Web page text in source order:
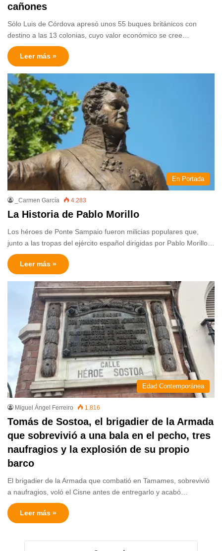
cañones
Sólo Luis de Córdova apresó unos 55 buques británicos con
destino a las 13 colonias, cuyo valor económico se cree…
Leer más »
En Portada
_Carmen García 4.283
La Historia de Pablo Morillo
Los héroes de Ponte Sampaio fueron milicias populares que,
junto a las tropas del ejército español dirigidas por Pablo Morillo…
Leer más »
Edad Contemporánea
Miguel Ángel Ferreiro 1.816
Tomás de Sostoa, el brigadier de la Armada
que sobrevivió a una bala en el pecho, tres
naufragios y la explosión de su propio
barco
El brigadier de la Armada que combatió en Tamames, sobrevivió
a naufragios, voló el Cisne antes de entregarlo y acabó…
Leer más »